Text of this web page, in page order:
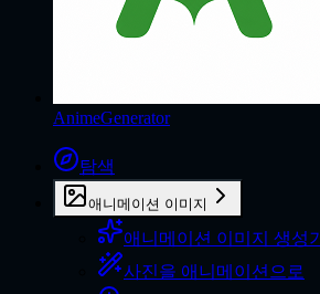
AnimeGenerator
탐색
애니메이션 이미지
애니메이션 이미지 생성기
사진을 애니메이션으로